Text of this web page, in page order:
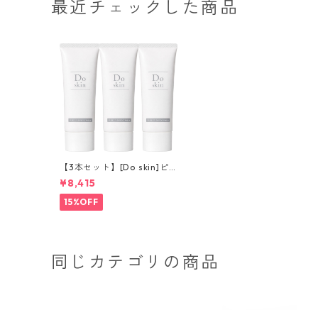
最近チェックした商品
【3本セット】[Do skin]ピ
ュアUVディフェンスミルク
¥8,415
15%OFF
同じカテゴリの商品